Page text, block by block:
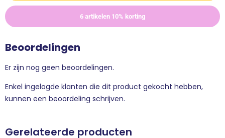
6 artikelen 10% korting
Beoordelingen
Er zijn nog geen beoordelingen.
Enkel ingelogde klanten die dit product gekocht hebben,
kunnen een beoordeling schrijven.
Gerelateerde producten